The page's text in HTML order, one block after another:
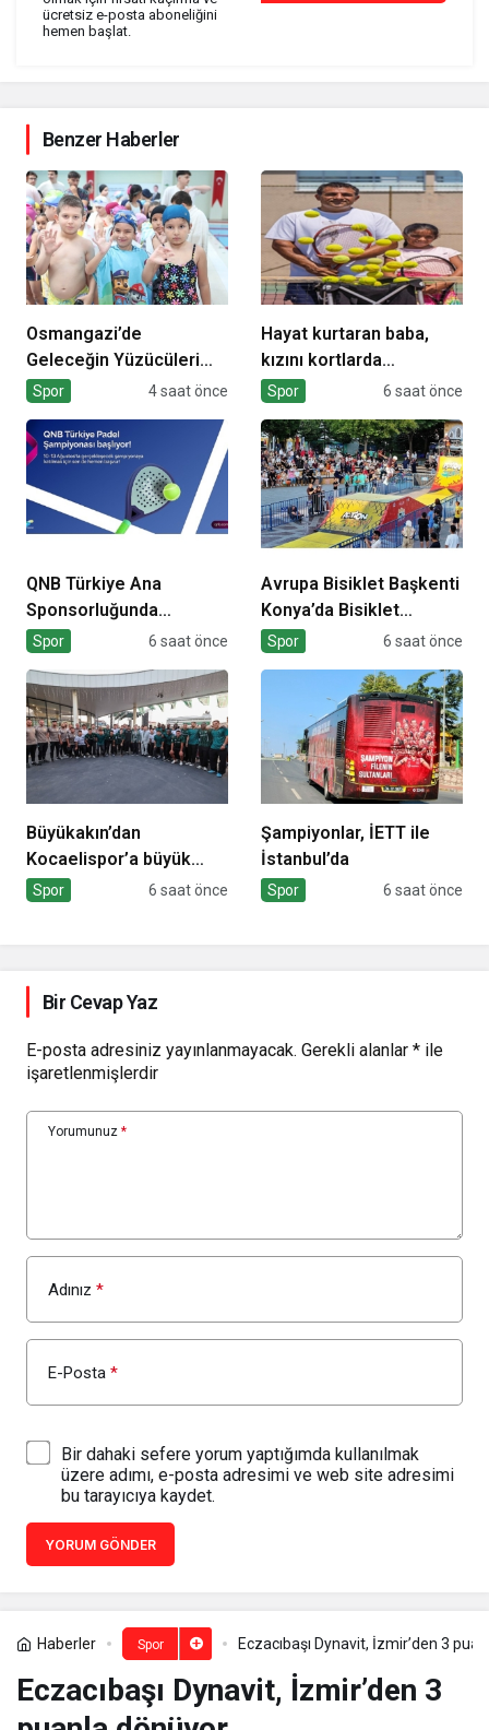
ücretsiz e-posta aboneliğini
hemen başlat.
Benzer Haberler
Osmangazi’de
Geleceğin Yüzücüleri
Sertifikalarını Aldı
Spor 4 saat önce
Hayat kurtaran baba,
kızını kortlarda
şampiyonluğa hazırlıyor
Spor 6 saat önce
QNB Türkiye Ana
Sponsorluğunda
Türkiye’nin İlk Padel
Başlıyor
Spor 6 saat önce
Avrupa Bisiklet Başkenti
Konya’da Bisiklet
Festivali Heyecanı
Spor 6 saat önce
Büyükakın’dan
Kocaelispor’a büyük
moral
Spor 6 saat önce
Şampiyonlar, İETT ile
İstanbul’da
Spor 6 saat önce
Bir Cevap Yaz
E-posta adresiniz yayınlanmayacak. Gerekli alanlar * ile
işaretlenmişlerdir
Yorumunuz *
Adınız *
E-Posta *
Bir dahaki sefere yorum yaptığımda kullanılmak
üzere adımı, e-posta adresimi ve web site adresimi
bu tarayıcıya kaydet.
YORUM GÖNDER
Haberler Spor Eczacıbaşı Dynavit, İzmir’den 3
Eczacıbaşı Dynavit, İzmir’den 3